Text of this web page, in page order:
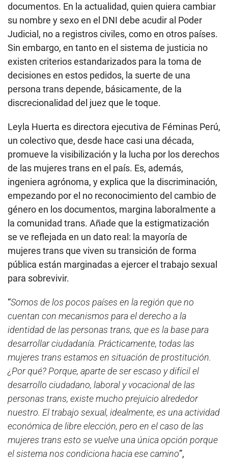
documentos. En la actualidad, quien quiera cambiar
su nombre y sexo en el DNI debe acudir al Poder
Judicial, no a registros civiles, como en otros países.
Sin embargo, en tanto en el sistema de justicia no
existen criterios estandarizados para la toma de
decisiones en estos pedidos, la suerte de una
persona trans depende, básicamente, de la
discrecionalidad del juez que le toque.
Leyla Huerta es directora ejecutiva de Féminas Perú,
un colectivo que, desde hace casi una década,
promueve la visibilización y la lucha por los derechos
de las mujeres trans en el país. Es, además,
ingeniera agrónoma, y explica que la discriminación,
empezando por el no reconocimiento del cambio de
género en los documentos, margina laboralmente a
la comunidad trans. Añade que la estigmatización
se ve reflejada en un dato real: la mayoría de
mujeres trans que viven su transición de forma
pública están marginadas a ejercer el trabajo sexual
para sobrevivir.
“Somos de los pocos países en la región que no
cuentan con mecanismos para el derecho a la
identidad de las personas trans, que es la base para
desarrollar ciudadanía. Prácticamente, todas las
mujeres trans estamos en situación de prostitución.
¿Por qué? Porque, aparte de ser escaso y difícil el
desarrollo ciudadano, laboral y vocacional de las
personas trans, existe mucho prejuicio alrededor
nuestro. El trabajo sexual, idealmente, es una actividad
económica de libre elección, pero en el caso de las
mujeres trans esto se vuelve una única opción porque
el sistema nos condiciona hacia ese camino”,